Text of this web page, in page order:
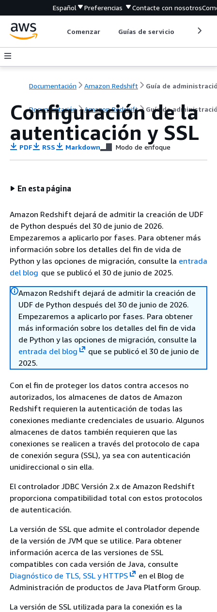
Español Preferencias Contacte con nosotros
Comenzar Guías de servicio
Documentación Amazon Redshift Guía de
Documentación Amazon Redshift Guía de
Configuración de la
autenticación y SSL
PDF RSS Markdown Modo de enfoque
En esta página
Amazon Redshift dejará de admitir la creación de UDF
de Python después del 30 de junio de 2026.
Empezaremos a aplicarlo por fases. Para obtener más
información sobre los detalles del fin de vida de
Python y las opciones de migración, consulte la entrada
del blog que se publicó el 30 de junio de 2025.
Amazon Redshift dejará de admitir la creación de
UDF de Python después del 30 de junio de 2026.
Empezaremos a aplicarlo por fases. Para obtener
más información sobre los detalles del fin de vida
de Python y las opciones de migración, consulte la
entrada del blog
que se publicó el 30 de junio de
2025.
Con el fin de proteger los datos contra accesos no
autorizados, los almacenes de datos de Amazon
Redshift requieren la autenticación de todas las
conexiones mediante credenciales de usuario. Algunos
almacenes de datos también requieren que las
conexiones se realicen a través del protocolo de capa
de conexión segura (SSL), ya sea con autenticación
unidireccional o sin ella.
El controlador JDBC Versión 2.x de Amazon Redshift
proporciona compatibilidad total con estos protocolos
de autenticación.
La versión de SSL que admite el controlador depende
de la versión de JVM que se utilice. Para obtener
información acerca de las versiones de SSL
compatibles con cada versión de Java, consulte
Diagnóstico de TLS, SSL y HTTPS
en el Blog de
Administración de productos de Java Platform Group.
La versión de SSL utilizada para la conexión es la